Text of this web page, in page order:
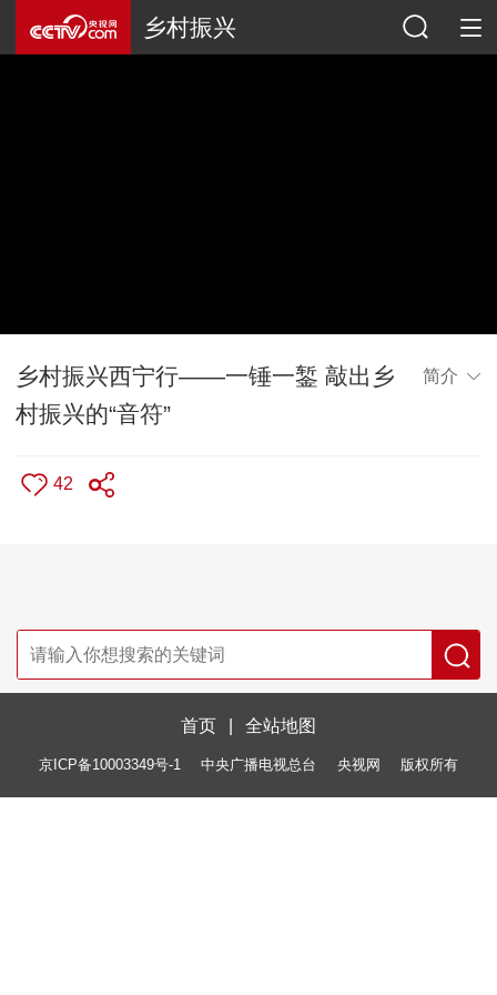
乡村振兴
乡村振兴西宁行——一锤一錾 敲出乡
村振兴的“音符”
简介
42
首页 全站地图
京ICP备10003349号-1 中央广播电视总台 央视网 版权所有